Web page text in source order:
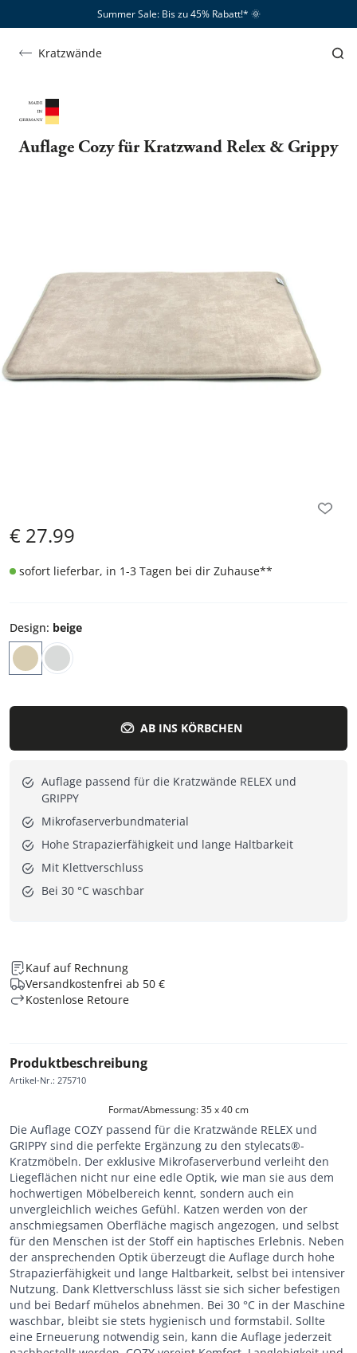
Summer Sale: Bis zu 45% Rabatt!*​ 🌞
Kratzwände
Auflage Cozy für Kratzwand Relex & Grippy
€ 27.99
sofort lieferbar, in 1-3 Tagen bei dir Zuhause**
Design: beige
AB INS KÖRBCHEN
Auflage passend für die Kratzwände RELEX und
GRIPPY
Mikrofaserverbundmaterial
Hohe Strapazierfähigkeit und lange Haltbarkeit
Mit Klettverschluss
Bei 30 °C waschbar
Kauf auf Rechnung
Versandkostenfrei ab 50 €
Kostenlose Retoure
Produktbeschreibung
Artikel-Nr.: 275710
Format/Abmessung: 35 x 40 cm
Die Auflage COZY passend für die Kratzwände RELEX und
GRIPPY sind die perfekte Ergänzung zu den stylecats®-
Kratzmöbeln. Der exklusive Mikrofaserverbund verleiht den
Liegeflächen nicht nur eine edle Optik, wie man sie aus dem
hochwertigen Möbelbereich kennt, sondern auch ein
unvergleichlich weiches Gefühl. Katzen werden von der
anschmiegsamen Oberfläche magisch angezogen, und selbst
für den Menschen ist der Stoff ein haptisches Erlebnis. Neben
der ansprechenden Optik überzeugt die Auflage durch hohe
Strapazierfähigkeit und lange Haltbarkeit, selbst bei intensiver
Nutzung. Dank Klettverschluss lässt sie sich sicher befestigen
und bei Bedarf mühelos abnehmen. Bei 30 °C in der Maschine
waschbar, bleibt sie stets hygienisch und formstabil. Sollte
eine Erneuerung notwendig sein, kann die Auflage jederzeit